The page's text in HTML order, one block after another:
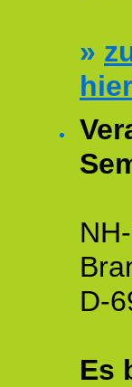
»
D-
Es